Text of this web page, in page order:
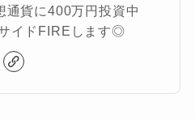
通貨に400万円投資中
イドFIREします◎